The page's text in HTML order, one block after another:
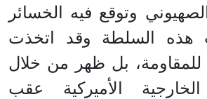
وتوقع فيه الخسائر
هذه السلطة وقد اتخذت
للمقاومة، بل ظهر من خلال
الأميركية عقب